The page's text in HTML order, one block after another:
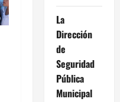
La
Dirección
de
Seguridad
Pública
Municipal